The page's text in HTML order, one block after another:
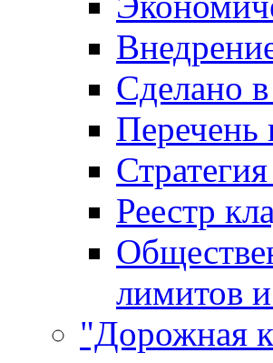
Сделано
Перечень
Реестр
лимитов
"Дорожная